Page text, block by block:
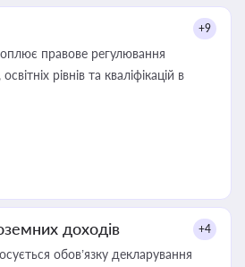
+9
правове регулювання
рівнів та кваліфікацій в
доходів +4
обов’язку декларування